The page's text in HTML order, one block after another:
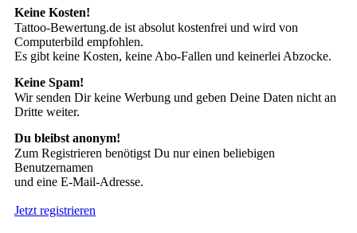
Keine Kosten!
Tattoo-Bewertung.de ist absolut kostenfrei und wird von
Computerbild empfohlen.
Es gibt keine Kosten, keine Abo-Fallen und keinerlei Abzocke.
Keine Spam!
Wir senden Dir keine Werbung und geben Deine Daten nicht an
Dritte weiter.
Du bleibst anonym!
Zum Registrieren benötigst Du nur einen beliebigen
Benutzernamen
und eine E-Mail-Adresse.
Jetzt registrieren